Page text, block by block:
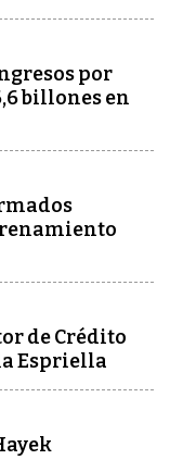
por
billones en
de Crédito
Espriella